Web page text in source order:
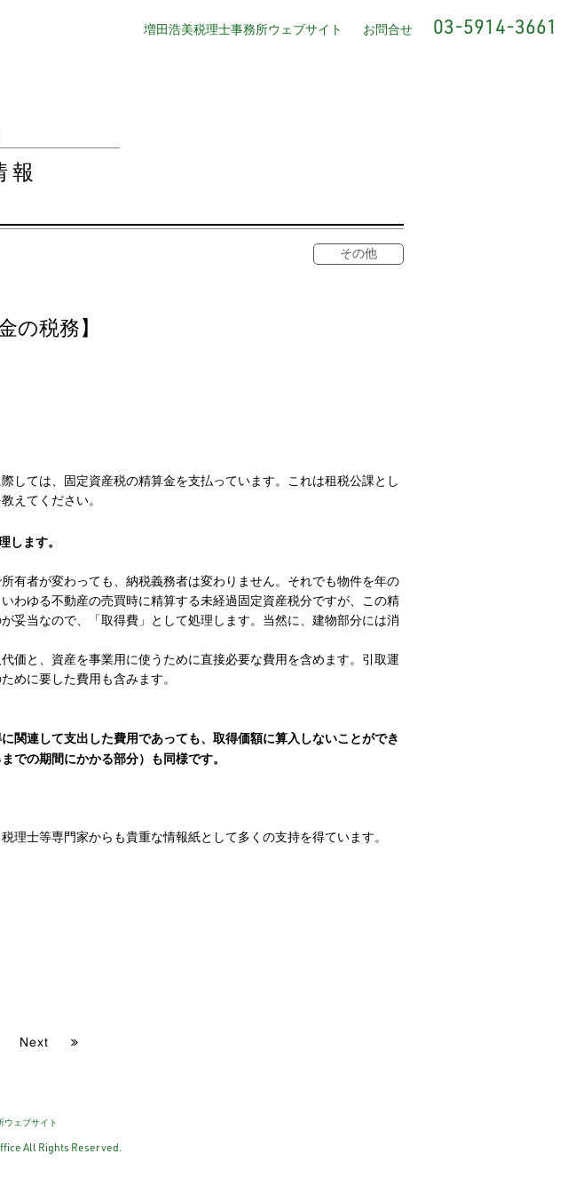
増田浩美税理士事務所ウェブサイト お問合せ 03-5914-3661
報
の税務】
その他
ては、固定資産税の精算金を支払っています。これは租税公課とし
えてください。
します。
有者が変わっても、納税義務者は変わりません。それでも物件を年の
わゆる不動産の売買時に精算する未経過固定資産税分ですが、この精
妥当なので、「取得費」として処理します。当然に、建物部分には消
と、資産を事業用に使うために直接必要な費用を含めます。引取運
めに要した費用も含みます。
連して支出した費用であっても、取得価額に算入しないことができ
での期間にかかる部分）も同様です。
理士等専門家からも貴重な情報紙として多くの支持を得ています。
Next
ウェブサイト
All Rights Reserved.